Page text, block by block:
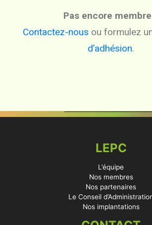
Pas encore
Contactez-nous ou formulez
d’adhésion.
LEPC
L’équipe
Nos membres
Nos partenaires
Le Conseil
Nos implantations